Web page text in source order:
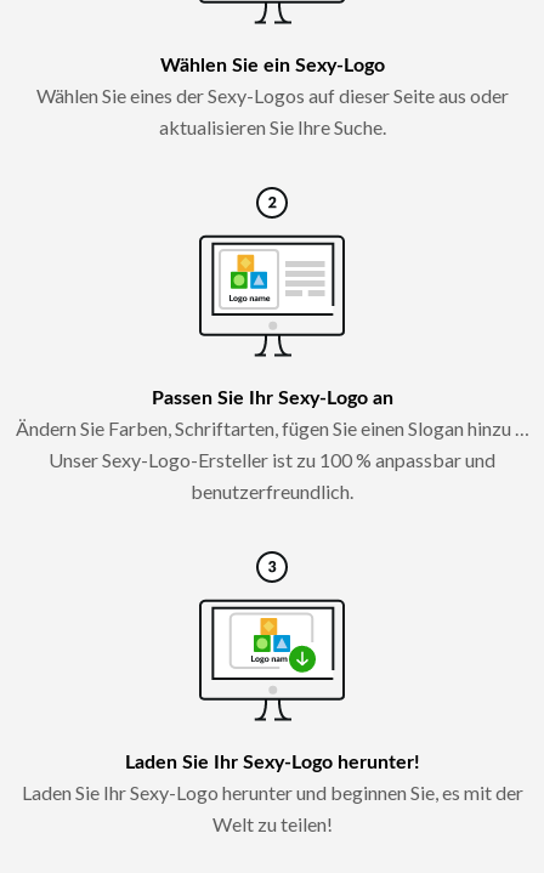
Wählen Sie ein Sexy-Logo
Wählen Sie eines der Sexy-Logos auf dieser Seite aus oder
aktualisieren Sie Ihre Suche.
Passen Sie Ihr Sexy-Logo an
Ändern Sie Farben, Schriftarten, fügen Sie einen Slogan hinzu …
Unser Sexy-Logo-Ersteller ist zu 100 % anpassbar und
benutzerfreundlich.
Laden Sie Ihr Sexy-Logo herunter!
Laden Sie Ihr Sexy-Logo herunter und beginnen Sie, es mit der
Welt zu teilen!